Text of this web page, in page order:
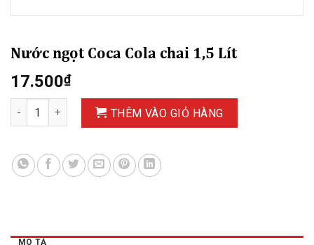
Nước ngọt Coca Cola chai 1,5 Lít
17.500₫
Nước ngọt Coca Cola chai 1,5 Lít số lượng
THÊM VÀO GIỎ HÀNG
MÔ TẢ